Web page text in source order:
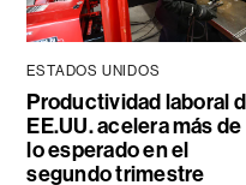
ESTADOS UNIDOS
Productividad laboral
EE.UU. acelera más de
lo esperado en el
segundo trimestre